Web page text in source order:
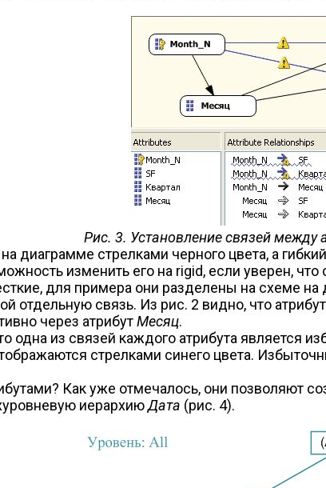
Рис. 3. Установление связей между
диаграмме стрелками черного цвета, а
изменить его на rigid, если уверен,
для примера они разделены на схеме на
отдельную связь. Из рис. 2 видно, что
через атрибутМесяц.
одна из связей каждого атрибута является
стрелками синего цвета.
Как уже отмечалось, они позволяют
иерархиюДата (рис. 4).